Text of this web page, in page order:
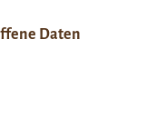
Daten